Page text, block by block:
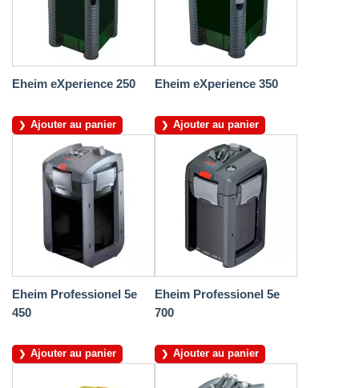
Eheim eXperience 250
Ajouter au panier
Eheim eXperience 350
Ajouter au panier
Eheim Professionel 5e
450
Ajouter au panier
Eheim Professionel 5e
700
Ajouter au panier